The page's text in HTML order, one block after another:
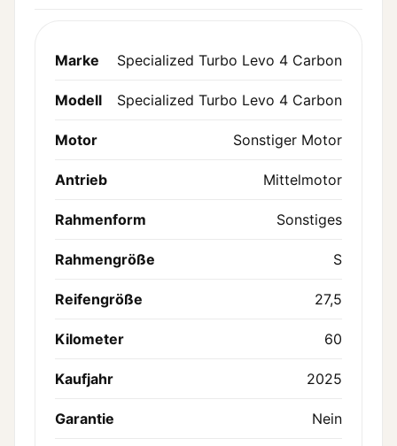
Marke Specialized Turbo Levo 4 Carbon
Modell Specialized Turbo Levo 4 Carbon
Motor Sonstiger Motor
Antrieb Mittelmotor
Rahmenform Sonstiges
Rahmengröße S
Reifengröße 27,5
Kilometer 60
Kaufjahr 2025
Garantie Nein